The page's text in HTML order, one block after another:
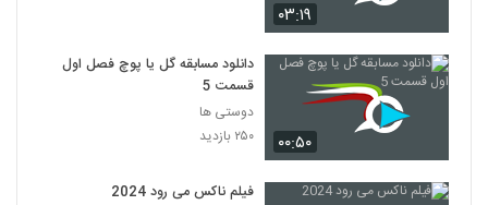
۰۳:۱۹
۰۰:۵۰
دانلود مسابقه گل یا پوچ فصل اول
قسمت 5
دوستی ها
۲۵۰ بازدید
فیلم ناکس می رود 2024